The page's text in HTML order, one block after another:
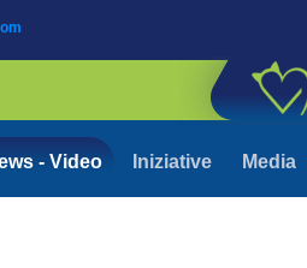
- Video Iniziative Media